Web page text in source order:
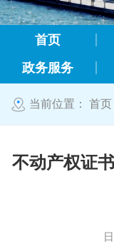
首页
政务服务
当前位置： 首页
不动产权证